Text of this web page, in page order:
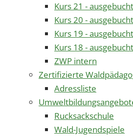
Kurs 21 - ausgebucht
Kurs 20 - ausgebucht
Kurs 19 - ausgebucht
Kurs 18 - ausgebucht
ZWP intern
Zertifizierte
Adressliste
Rucksackschule
Wald-Jugendspiele